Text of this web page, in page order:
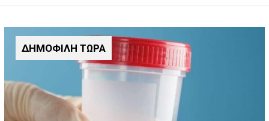
ΔΗΜΟΦΙΛΗ ΤΩΡΑ